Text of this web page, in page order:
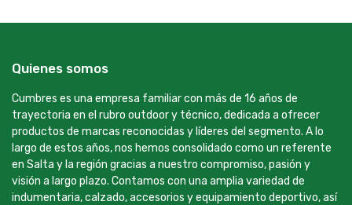
Quienes somos
Cumbres es una empresa familiar con más de 16 años de
trayectoria en el rubro outdoor y técnico, dedicada a ofrecer
productos de marcas reconocidas y líderes del segmento. A lo
largo de estos años, nos hemos consolidado como un referente
en Salta y la región gracias a nuestro compromiso, pasión y
visión a largo plazo. Contamos con una amplia variedad de
indumentaria, calzado, accesorios y equipamiento deportivo, así